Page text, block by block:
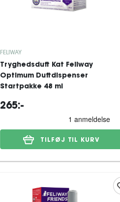
FELIWAY
Tryghedsduft Kat Feliway
Optimum Duftdispenser
Startpakke 48 ml
265:-
TILFØJ TIL KURV